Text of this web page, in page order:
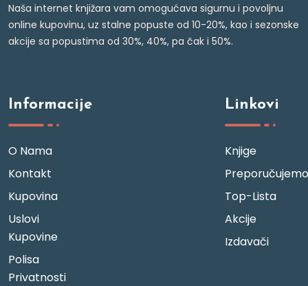
Naša internet knjižara vam omogućava sigurnu i povoljnu
online kupovinu, uz stalne popuste od 10-20%, kao i sezonske
akcije sa popustima od 30%, 40%, pa čak i 50%.
Informacije
O Nama
Kontakt
Kupovina
Uslovi
Kupovine
Polisa
Privatnosti
Linkovi
Knjige
Preporučujemo
Top-Lista
Akcije
Izdavači